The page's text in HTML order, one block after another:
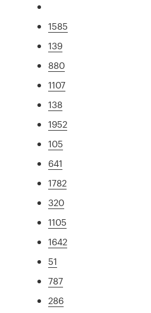
1585
139
880
1107
138
1952
105
641
1782
320
1105
1642
51
787
286